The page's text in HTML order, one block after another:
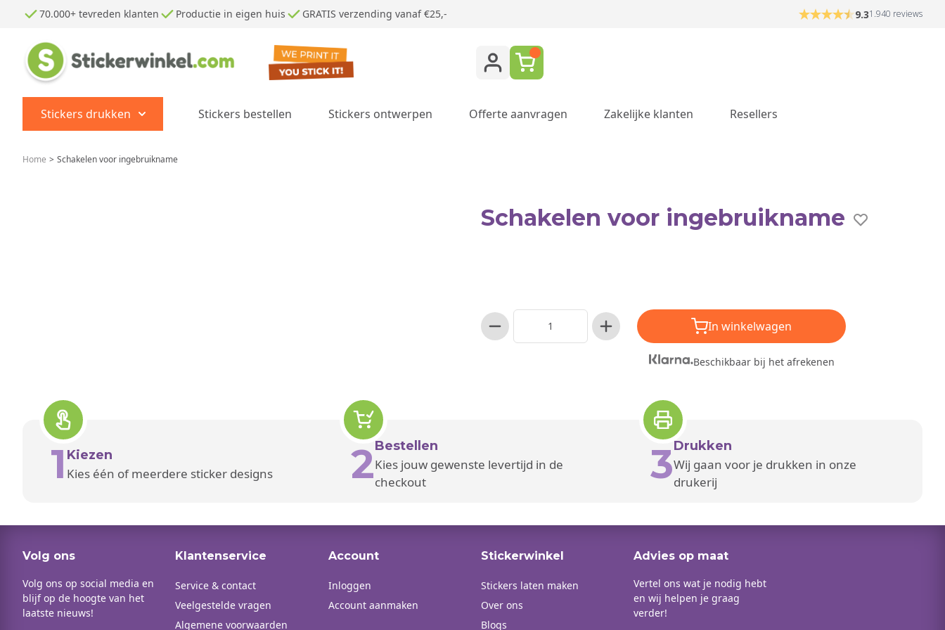
Ga naar de inhoud
70.000+ tevreden klanten Productie in eigen huis GRATIS verzending vanaf €25,- 9.31.940 reviews
Stickers drukken
Show submenu for Stickers drukken category
Stickers bestellen Stickers ontwerpen Offerte aanvragen Zakelijke klanten Resellers
Home > Schakelen voor ingebruikname
Schakelen voor ingebruikname
In winkelwagen
Beschikbaar bij het afrekenen
1 Kiezen
Kies één of meerdere sticker designs 2Bestellen
Kies jouw gewenste levertijd in de
checkout
3Drukken
Wij gaan voor je drukken in onze
drukerij
Volg ons
Volg ons op social media en
blijf op de hoogte van het
laatste nieuws!
Klantenservice
Service & contact
Veelgestelde vragen
Algemene voorwaarden
Account
Inloggen
Account aanmaken
Stickerwinkel
Stickers laten maken
Over ons
Blogs
Advies op maat
Vertel ons wat je nodig hebt
en wij helpen je graag
verder!